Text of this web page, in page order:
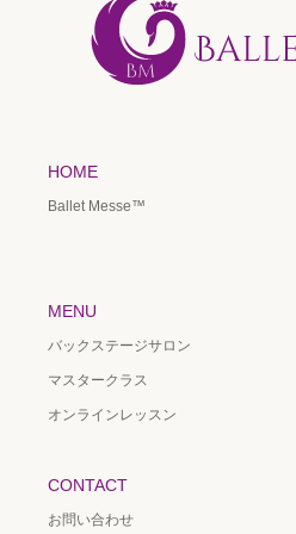
HOME
Ballet Messe™️
MENU
バックステージサロン
マスタークラス
オンラインレッスン
CONTACT
お問い合わせ